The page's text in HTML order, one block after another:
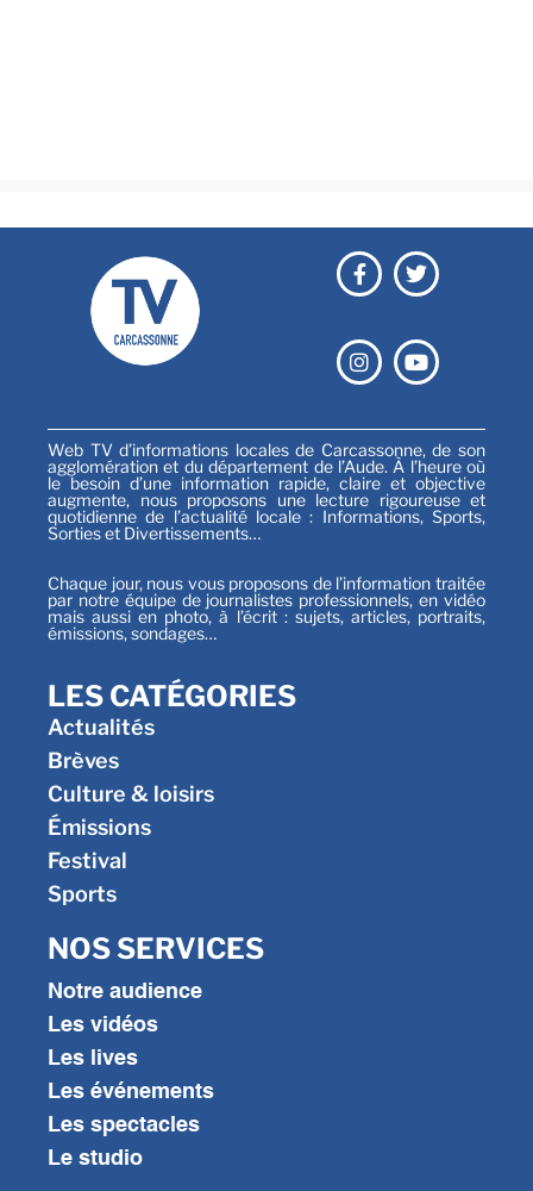
Web TV d’informations locales de Carcassonne, de son
agglomération et du département de l’Aude. À l’heure où
le besoin d’une information rapide, claire et objective
augmente, nous proposons une lecture rigoureuse et
quotidienne de l’actualité locale : Informations, Sports,
Sorties et Divertissements…
Chaque jour, nous vous proposons de l’information traitée
par notre équipe de journalistes professionnels, en vidéo
mais aussi en photo, à l’écrit : sujets, articles, portraits,
émissions, sondages…
LES CATÉGORIES
Actualités
Brèves
Culture & loisirs
Émissions
Festival
Sports
NOS SERVICES
Notre audience
Les vidéos
Les lives
Les événements
Les spectacles
Le studio